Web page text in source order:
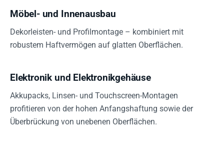
Möbel- und Innenausbau
Dekorleisten- und Profilmontage – kombiniert mit
robustem Haftvermögen auf glatten Oberflächen.
Elektronik und Elektronikgehäuse
Akkupacks, Linsen- und Touchscreen-Montagen
profitieren von der hohen Anfangshaftung sowie der
Überbrückung von unebenen Oberflächen.